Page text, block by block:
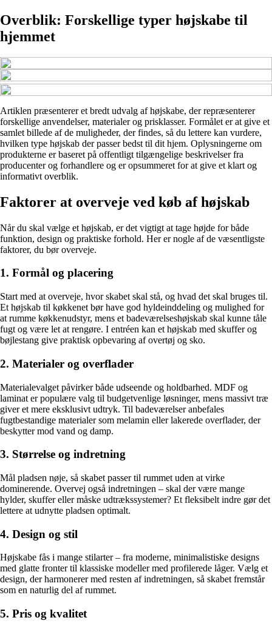
Overblik: Forskellige typer højskabe til
hjemmet
Artiklen præsenterer et bredt udvalg af højskabe, der repræsenterer
forskellige anvendelser, materialer og prisklasser. Formålet er at give et
samlet billede af de muligheder, der findes, så du lettere kan vurdere,
hvilken type højskab der passer bedst til dit hjem. Oplysningerne om
produkterne er baseret på offentligt tilgængelige beskrivelser fra
producenter og forhandlere og er opsummeret for at give et klart og
informativt overblik.
Faktorer at overveje ved køb af højskab
Når du skal vælge et højskab, er det vigtigt at tage højde for både
funktion, design og praktiske forhold. Her er nogle af de væsentligste
faktorer, du bør overveje.
1. Formål og placering
Start med at overveje, hvor skabet skal stå, og hvad det skal bruges til.
Et højskab til køkkenet bør have god hyldeinddeling og mulighed for
at rumme køkkenudstyr, mens et badeværelseshøjskab skal kunne tåle
fugt og være let at rengøre. I entréen kan et højskab med skuffer og
bøjlestang give praktisk opbevaring af overtøj og sko.
2. Materialer og overflader
Materialevalget påvirker både udseende og holdbarhed. MDF og
laminat er populære valg til budgetvenlige løsninger, mens massivt træ
giver et mere eksklusivt udtryk. Til badeværelser anbefales
fugtbestandige materialer som melamin eller lakerede overflader, der
beskytter mod vand og damp.
3. Størrelse og indretning
Mål pladsen nøje, så skabet passer til rummet uden at virke
dominerende. Overvej også indretningen – skal der være mange
hylder, skuffer eller måske udtrækssystemer? Et fleksibelt indre gør det
lettere at udnytte pladsen optimalt.
4. Design og stil
Højskabe fås i mange stilarter – fra moderne, minimalistiske designs
med glatte fronter til klassiske modeller med profilerede låger. Vælg et
design, der harmonerer med resten af indretningen, så skabet fremstår
som en naturlig del af rummet.
5. Pris og kvalitet